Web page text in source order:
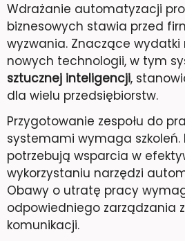
Wdrażanie automatyzacji
biznesowych stawia przed
wyzwania. Znaczące
nowych technologii, w tym
sztucznej inteligencji,
dla wielu przedsiębiorstw.
Przygotowanie zespołu do
systemami wymaga szkoleń.
potrzebują wsparcia w
wykorzystaniu narzędzi
Obawy o utratę pracy
odpowiedniego zarządzania
komunikacji.